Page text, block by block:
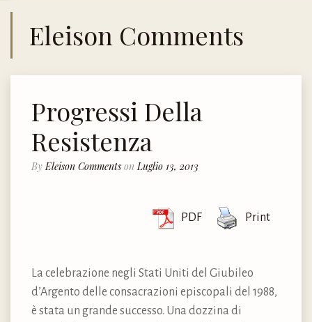
Eleison Comments
Progressi Della
Resistenza
By Eleison Comments on Luglio 13, 2013
PDF Print
La celebrazione negli Stati Uniti del Giubileo
d’Argento delle consacrazioni episcopali del 1988,
è stata un grande successo. Una dozzina di